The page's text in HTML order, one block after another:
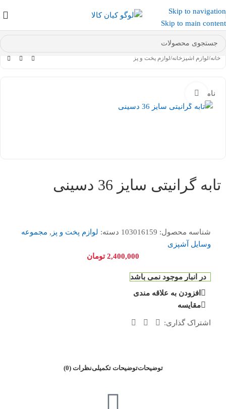
Skip to navigation
Skip to main content
عضو کانال بله کیان کالا شوید و کد تخفیف دریافت کنید.
خانه/لوازم آشپزخانه/لوازم پخت و پز
ناموجود
تابه گرانیتی سایز 36 دسینی
شناسه محصول: 103016159 دسته: لوازم پخت و پز , مجموعه
وسایل آشپزی
2,400,000 تومان
در انبار موجود نمی باشد
افزودن به علاقه مندی
مقایسه
اشتراک گذاری:
توضیحاتتوضیحات تکمیلینظرات (0)